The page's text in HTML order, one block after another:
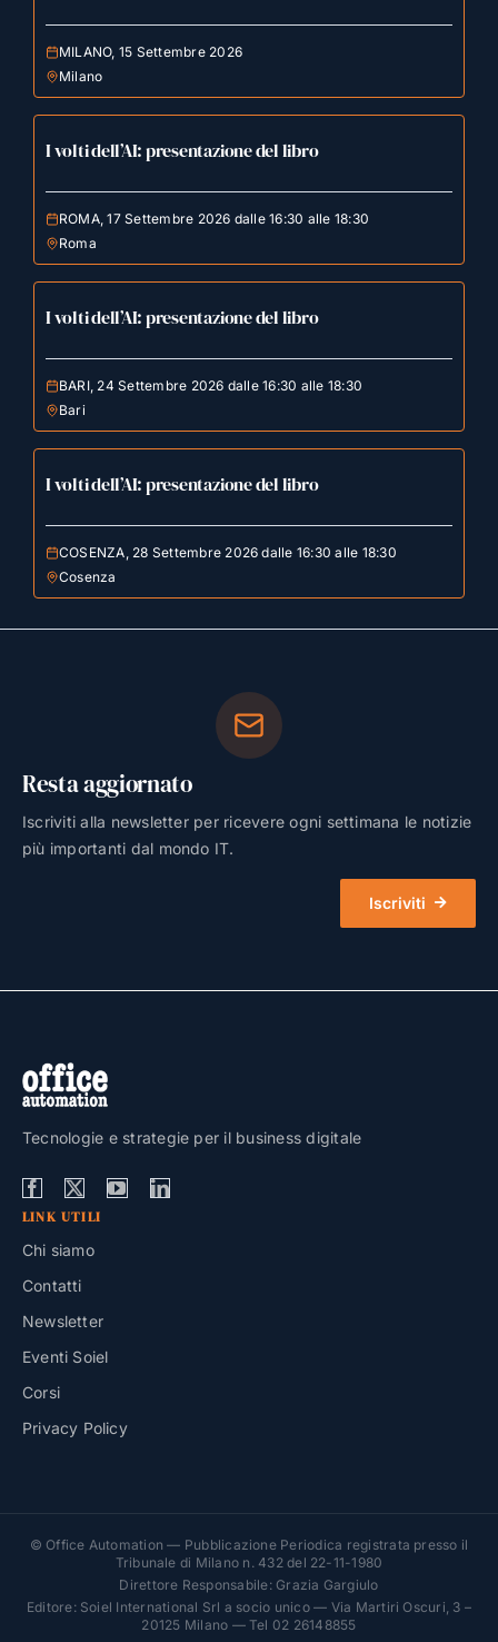
MILANO, 15 Settembre 2026
Milano
I volti dell’AI: presentazione del libro
ROMA, 17 Settembre 2026 dalle 16:30 alle 18:30
Roma
I volti dell’AI: presentazione del libro
BARI, 24 Settembre 2026 dalle 16:30 alle 18:30
Bari
I volti dell’AI: presentazione del libro
COSENZA, 28 Settembre 2026 dalle 16:30 alle 18:30
Cosenza
Resta aggiornato
Iscriviti alla newsletter per ricevere ogni settimana le notizie
più importanti dal mondo IT.
Iscriviti
Tecnologie e strategie per il business digitale
LINK UTILI
Chi siamo
Contatti
Newsletter
Eventi Soiel
Corsi
Privacy Policy
© Office Automation — Pubblicazione Periodica registrata presso il
Tribunale di Milano n. 432 del 22-11-1980
Direttore Responsabile: Grazia Gargiulo
Editore: Soiel International Srl a socio unico — Via Martiri Oscuri, 3 –
20125 Milano — Tel 02 26148855